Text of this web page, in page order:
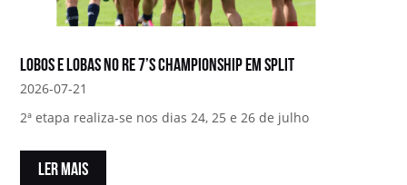
Lobos e Lobas no RE 7’s Championship em Split
2026-07-21
2ª etapa realiza-se nos dias 24, 25 e 26 de julho
LER MAIS